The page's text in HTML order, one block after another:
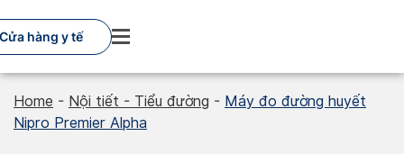
to
content
hàng y tế
Home - Nội tiết - Tiểu đường - Máy đo đường huyết
Nipro Premier Alpha